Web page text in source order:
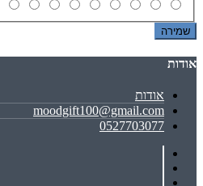
שמירה
אודות
אודות
moodgift100@gmail.com
0527703077